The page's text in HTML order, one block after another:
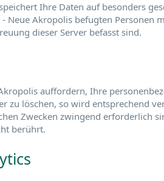
Ihre Daten auf besonders
Neue Akropolis befugten Personen
dieser Server befasst sind.
auffordern, Ihre
zu löschen, so wird entsprechend
Zwecken zwingend erforderlich
berührt.